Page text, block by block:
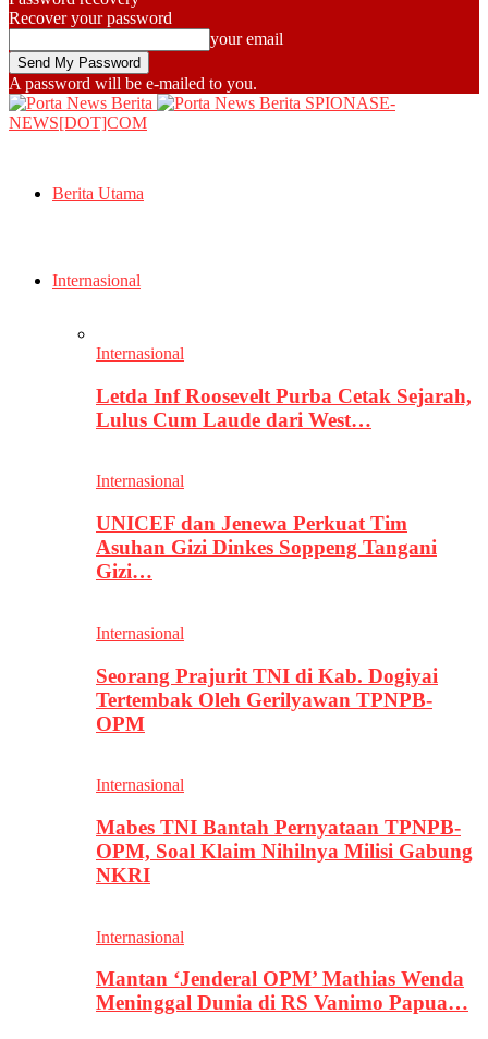
Recover your password
your email
A password will be e-mailed to you.
SPIONASE-
NEWS[DOT]COM
Berita Utama
Internasional
Internasional
Letda Inf Roosevelt Purba Cetak Sejarah,
Lulus Cum Laude dari West…
Internasional
UNICEF dan Jenewa Perkuat Tim
Asuhan Gizi Dinkes Soppeng Tangani
Gizi…
Internasional
Seorang Prajurit TNI di Kab. Dogiyai
Tertembak Oleh Gerilyawan TPNPB-
OPM
Internasional
Mabes TNI Bantah Pernyataan TPNPB-
OPM, Soal Klaim Nihilnya Milisi Gabung
NKRI
Internasional
Mantan ‘Jenderal OPM’ Mathias Wenda
Meninggal Dunia di RS Vanimo Papua…